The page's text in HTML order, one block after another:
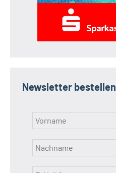
Newsletter bestellen